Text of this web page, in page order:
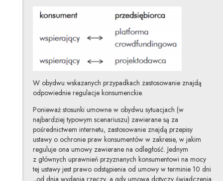
W obydwu wskazanych przypadkach zastosowanie znajdą
odpowiednie regulacje konsumenckie.
Ponieważ stosunki umowne w obydwu sytuacjach (w
najbardziej typowym scenariuszu) zawierane są za
pośrednictwem internetu, zastosowanie znajdą przepisy
ustawy o ochronie praw konsumentów w zakresie, w jakim
reguluje ona umowy zawierane na odległość. Jednym
z głównych uprawnień przyznanych konsumentowi na mocy
tej ustawy jest prawo odstąpienia od umowy w terminie 10 dni
„od dnia wydania rzeczy, a gdy umowa dotyczy świadczenia